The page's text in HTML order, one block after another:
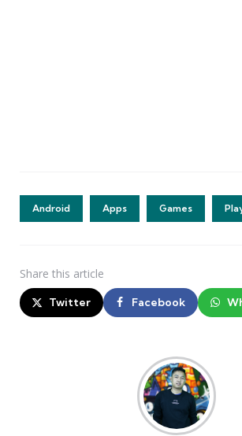
Android Apps Games
Share this article
Twitter Facebook